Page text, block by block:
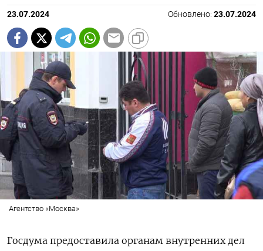
23.07.2024 Обновлено: 23.07.2024
Агентство «Москва»
Госдума предоставила органам внутренних дел